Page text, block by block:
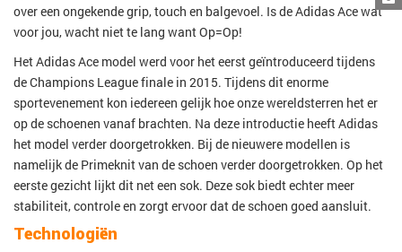
over een ongekende grip, touch en balgevoel. Is de Adidas Ace wat
voor jou, wacht niet te lang want Op=Op!
Het Adidas Ace model werd voor het eerst geïntroduceerd tijdens
de Champions League finale in 2015. Tijdens dit enorme
sportevenement kon iedereen gelijk hoe onze wereldsterren het er
op de schoenen vanaf brachten. Na deze introductie heeft Adidas
het model verder doorgetrokken. Bij de nieuwere modellen is
namelijk de Primeknit van de schoen verder doorgetrokken. Op het
eerste gezicht lijkt dit net een sok. Deze sok biedt echter meer
stabiliteit, controle en zorgt ervoor dat de schoen goed aansluit.
Technologiën